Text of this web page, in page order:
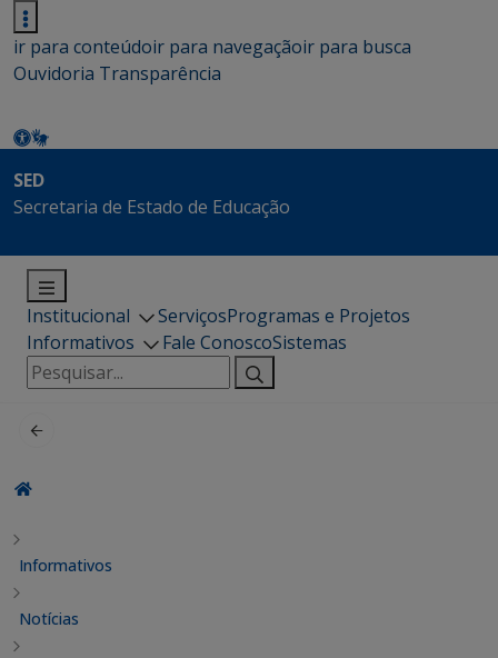
ir para conteúdoir para navegaçãoir para busca
Ouvidoria Transparência
SED
Secretaria de Estado de Educação
Institucional ServiçosProgramas e Projetos
Informativos
Fale ConoscoSistemas
Pesquisar
por:
Informativos
Notícias